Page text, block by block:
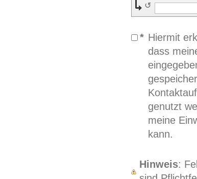
↺
* Hiermit
dass
genutzt
meine
kann.
Hinweis :